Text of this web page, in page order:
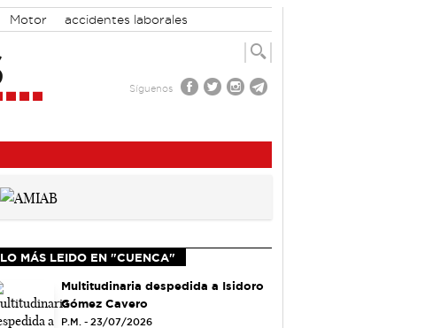
Motor
accidentes laborales
Síguenos
LO MÁS LEIDO EN "CUENCA"
Multitudinaria despedida a Isidoro
Gómez Cavero
P.M. - 23/07/2026